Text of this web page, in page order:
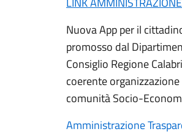
Nuova App per il
promosso dal
Consiglio Regione
coerente
comunità Socio-
Amministrazione